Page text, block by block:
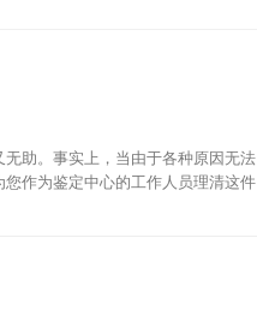
助。事实上，当由于各种原因无法
作为鉴定中心的工作人员理清这件